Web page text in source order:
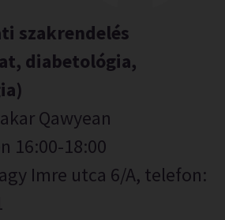
szakrendelés
diabetológia,
Qawyean
16:00-18:00
Imre utca 6/A, telefon: